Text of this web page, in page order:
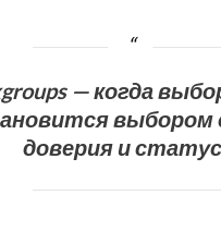
— когда
выбором
доверия и